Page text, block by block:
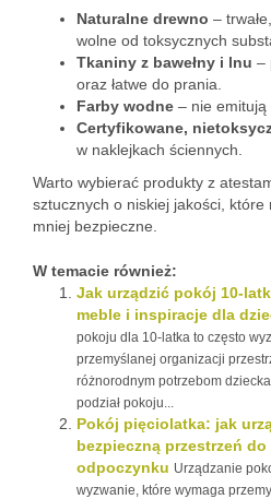
Naturalne drewno –
wolne od toksycznych
Tkaniny z bawełny i lnu –
oraz łatwe do prania.
Farby wodne – nie emitują
Certyfikowane,
w naklejkach ściennych.
Warto wybierać produkty z
sztucznych o niskiej jakości,
mniej bezpieczne.
W temacie również:
Jak urządzić pokój 10-
meble i inspiracje dla
pokoju dla 10-latka to często
przemyślanej organizacji
różnorodnym potrzebom
podział pokoju...
Pokój pięciolatka: jak
bezpieczną przestrzeń
odpoczynku Urządzanie
wyzwanie, które wymaga